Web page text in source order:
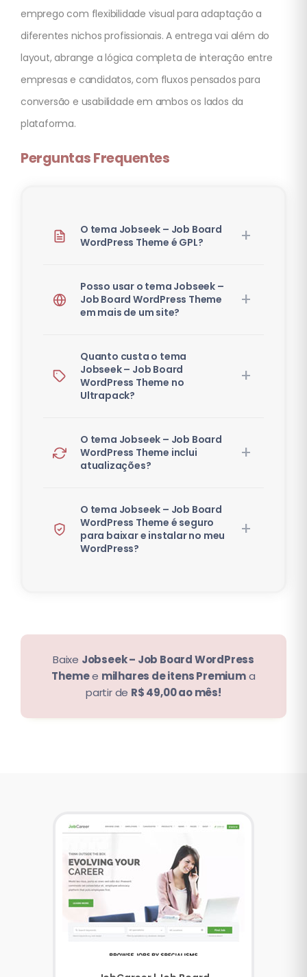
emprego com flexibilidade visual para adaptação a
diferentes nichos profissionais. A entrega vai além do
layout, abrange a lógica completa de interação entre
empresas e candidatos, com fluxos pensados para
conversão e usabilidade em ambos os lados da
plataforma.
Perguntas Frequentes
O tema Jobseek – Job Board
WordPress Theme é GPL?
Posso usar o tema Jobseek –
Job Board WordPress Theme
em mais de um site?
Quanto custa o tema
Jobseek – Job Board
WordPress Theme no
Ultrapack?
O tema Jobseek – Job Board
WordPress Theme inclui
atualizações?
O tema Jobseek – Job Board
WordPress Theme é seguro
para baixar e instalar no meu
WordPress?
Baixe Jobseek – Job Board WordPress
Themee milhares de itens Premiuma
partir de R$ 49,00 ao mês!